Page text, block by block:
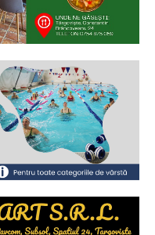
Ionuț Parghel
2de 2